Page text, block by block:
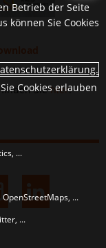
Siehier.
Betrieb der Seite
können Sie Cookies
Cookies erlauben
...
...
...